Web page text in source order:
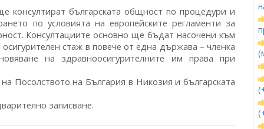
консултират българската общност по процедури и
по условията на европейските регламенти за
Консултациите основно ще бъдат насочени към
стаж в повече от една държава – членка
на здравноосигурителните им права при
Посолството на България в Никозия и българската
записване.